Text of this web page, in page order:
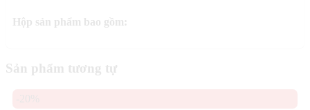
Hộp sản phẩm bao gồm:
Sản phẩm tương tự